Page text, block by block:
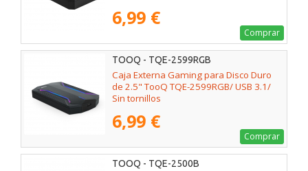
6,99 €
Comprar
TOOQ - TQE-2599RGB
Caja Externa Gaming para Disco Duro
de 2.5" TooQ TQE-2599RGB/ USB 3.1/
Sin tornillos
6,99 €
Comprar
TOOQ - TQE-2500B